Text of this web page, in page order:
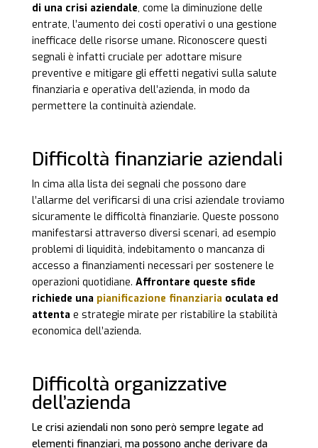
di una crisi aziendale, come la diminuzione delle
entrate, l’aumento dei costi operativi o una gestione
inefficace delle risorse umane. Riconoscere questi
segnali è infatti cruciale per adottare misure
preventive e mitigare gli effetti negativi sulla salute
finanziaria e operativa dell’azienda, in modo da
permettere la continuità aziendale.
Difficoltà finanziarie aziendali
In cima alla lista dei segnali che possono dare
l’allarme del verificarsi di una crisi aziendale troviamo
sicuramente le difficoltà finanziarie. Queste possono
manifestarsi attraverso diversi scenari, ad esempio
problemi di liquidità, indebitamento o mancanza di
accesso a finanziamenti necessari per sostenere le
operazioni quotidiane. Affrontare queste sfide
richiede una pianificazione finanziaria oculata ed
attenta e strategie mirate per ristabilire la stabilità
economica dell’azienda.
Difficoltà organizzative
dell’azienda
Le crisi aziendali non sono però sempre legate ad
elementi finanziari, ma possono anche derivare da